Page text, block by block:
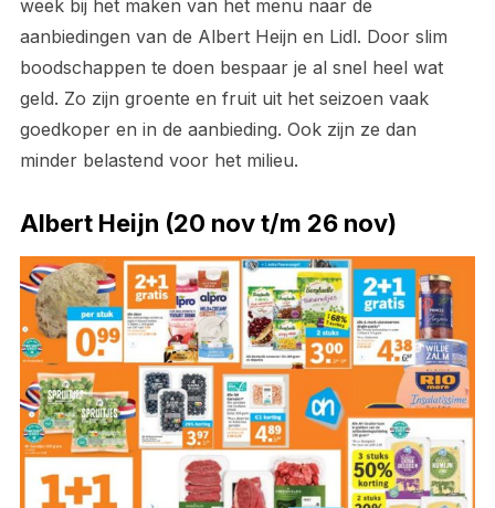
week bij het maken van het menu naar de
aanbiedingen van de Albert Heijn en Lidl. Door slim
boodschappen te doen bespaar je al snel heel wat
geld. Zo zijn groente en fruit uit het seizoen vaak
goedkoper en in de aanbieding. Ook zijn ze dan
minder belastend voor het milieu.
Albert Heijn (20 nov t/m 26 nov)